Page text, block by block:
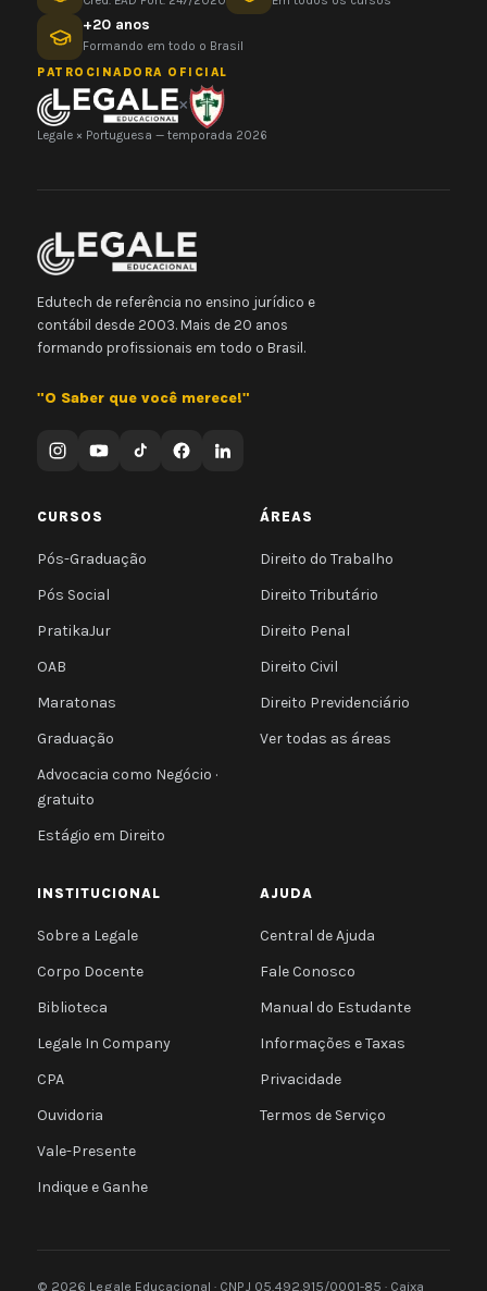
+20 anos
Formando em todo o Brasil
PATROCINADORA OFICIAL
×
Legale × Portuguesa — temporada 2026
Edutech de referência no ensino jurídico e
contábil desde 2003. Mais de 20 anos
formando profissionais em todo o Brasil.
"O Saber que você merece!"
CURSOS
Pós-Graduação
Pós Social
PratikaJur
OAB
Maratonas
Graduação
Advocacia como Negócio ·
gratuito
Estágio em Direito
ÁREAS
Direito do Trabalho
Direito Tributário
Direito Penal
Direito Civil
Direito Previdenciário
Ver todas as áreas
INSTITUCIONAL
Sobre a Legale
Corpo Docente
Biblioteca
Legale In Company
CPA
Ouvidoria
Vale-Presente
Indique e Ganhe
AJUDA
Central de Ajuda
Fale Conosco
Manual do Estudante
Informações e Taxas
Privacidade
Termos de Serviço
© 2026 Legale Educacional · CNPJ 05.492.915/0001-85 · Caixa